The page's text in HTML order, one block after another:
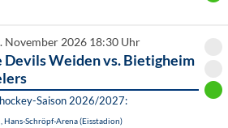
November 2026 18:30 Uhr
Devils Weiden vs. Bietigheim
Saison 2026/2027:
Hans-Schröpf-Arena (Eisstadion)